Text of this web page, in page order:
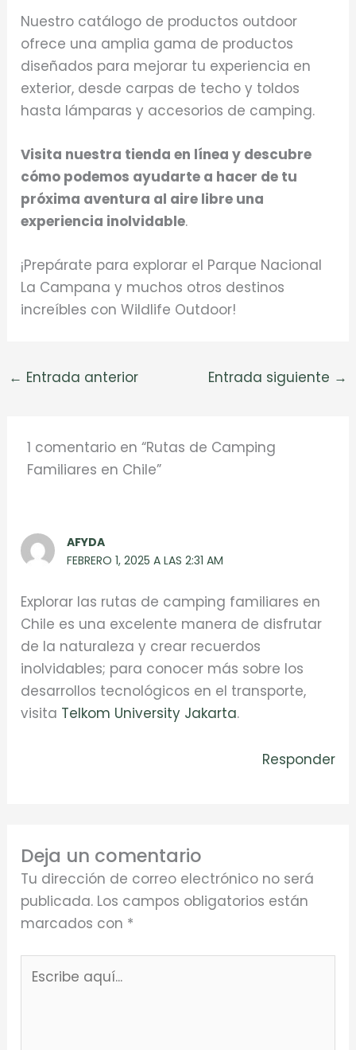
Nuestro catálogo de productos outdoor
ofrece una amplia gama de productos
diseñados para mejorar tu experiencia en
exterior, desde carpas de techo y toldos
hasta lámparas y accesorios de camping.
Visita nuestra tienda en línea y descubre
cómo podemos ayudarte a hacer de tu
próxima aventura al aire libre una
experiencia inolvidable.
¡Prepárate para explorar el Parque Nacional
La Campana y muchos otros destinos
increíbles con Wildlife Outdoor!
← Entrada anterior Entrada siguiente →
1 comentario en “Rutas de Camping
Familiares en Chile”
AFYDA
FEBRERO 1, 2025 A LAS 2:31 AM
Explorar las rutas de camping familiares en
Chile es una excelente manera de disfrutar
de la naturaleza y crear recuerdos
inolvidables; para conocer más sobre los
desarrollos tecnológicos en el transporte,
visita Telkom University Jakarta.
Responder
Deja un comentario
Tu dirección de correo electrónico no será
publicada. Los campos obligatorios están
marcados con *
aquí...